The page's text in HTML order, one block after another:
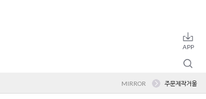
MIRROR 주문제작거울